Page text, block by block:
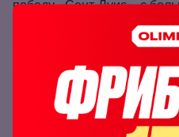
победу «Сент‑Луис», с
на своей площадке, а из
букмекеры России
коэффициенты: